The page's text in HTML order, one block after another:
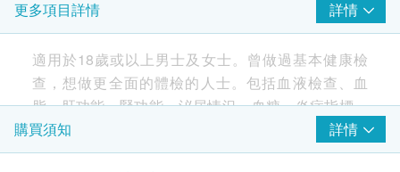
癌症指標測試
甲種胚胎蛋白 (肝)
艾巴氏病毒抗體(鼻咽)
前列腺癌抗原
癌抗原 19.9 (胰臟)
癌胚抗原(結腸)
HPV檢測在感染HPV初期，便可檢測出已感染之病毒，相比柏
氏抹片只可檢驗細胞病變，能更早發現感染HPV，對預防子宮
頸癌有極大幫助。
34% off
HK$500.0 HK$760
上腹部超聲波
肝、膽、脾、胰、腎及主動脈 (此檢查項目或需另約日期到指
更多項目詳情 詳情
適用於18歲或以上男士及女士。曾做過基本健康檢
查，想做更全面的體檢的人士。包括血液檢查、血
脂、肝功能、腎功能、泌尿情況、血糖、炎症指標、
甲狀腺、額外贈送1項超聲波檢查及2項癌症指標測
試。
購買須知 詳情